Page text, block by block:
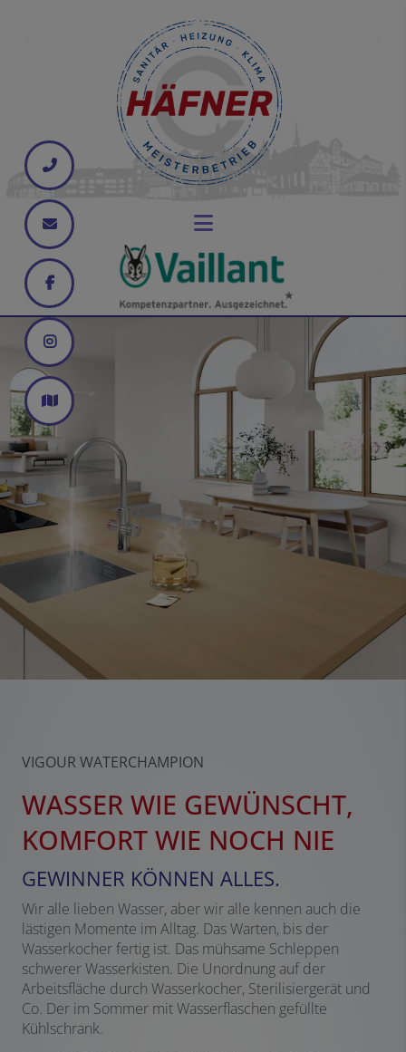
VIGOUR WATERCHAMPION
WASSER WIE GEWÜNSCHT,
KOMFORT WIE NOCH NIE
GEWINNER KÖNNEN ALLES.
Wir alle lieben Wasser, aber wir alle kennen auch die
lästigen Momente im Alltag. Das Warten, bis der
Wasserkocher fertig ist. Das mühsame Schleppen
schwerer Wasserkisten. Die Unordnung auf der
Arbeitsfläche durch Wasserkocher, Sterilisiergerät und
Co. Der im Sommer mit Wasserflaschen gefüllte
Kühlschrank.